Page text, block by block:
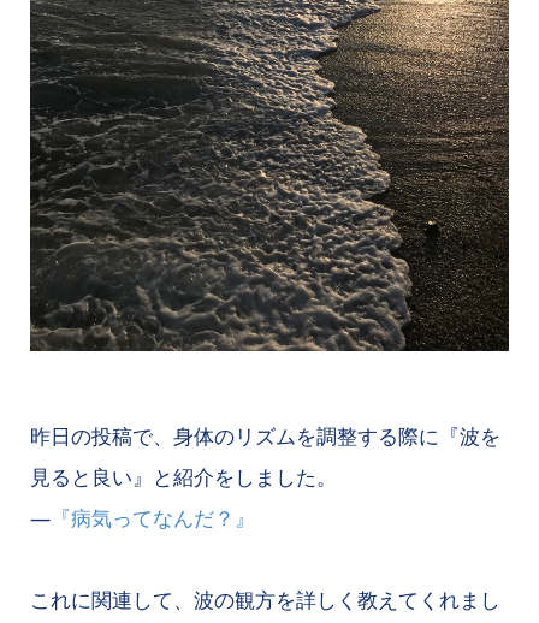
昨日の投稿で、身体のリズムを調整する際に『波を
見ると良い』と紹介をしました。
―『病気ってなんだ？』
これに関連して、波の観方を詳しく教えてくれまし